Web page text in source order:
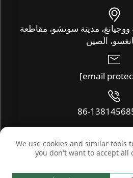
مدينة سوتشو، مقاطعة
الصين
للنسيج المحدودة. جميع الحقوق
سياسة الخصوصية
We use cookies and similar tools
you don't want to accept all